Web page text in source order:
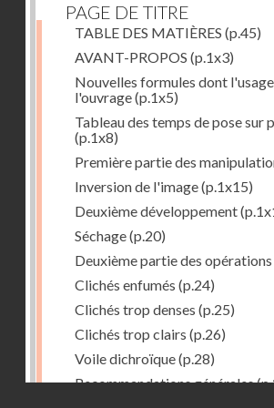
PAGE DE TITRE
TABLE DES MATIÈRES (p.45)
AVANT-PROPOS (p.1x3)
Nouvelles formules dont
l'ouvrage(p.1x5)
Tableau des temps de pose sur
(p.1x8)
Première partie des
Inversion de l'image(p.1x15)
Deuxième développement
Séchage(p.20)
Deuxième partie des opérations
Clichés enfumés (p.24)
Clichés trop denses (p.25)
Clichés trop clairs (p.26)
Voile dichroïque(p.28)
Recommandations générales